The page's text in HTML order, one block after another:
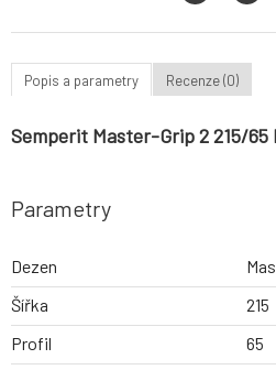
Popis a parametry Recenze (0)
Semperit Master-Grip 2 215/65
Parametry
Dezen
Šířka
215
Profil
65